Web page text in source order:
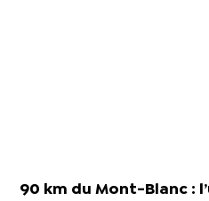
90 km du Mont-Blanc :